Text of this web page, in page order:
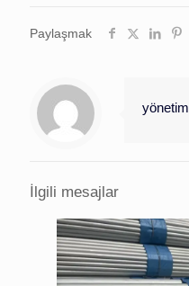
Paylaşmak
yönetim
İlgili mesajlar